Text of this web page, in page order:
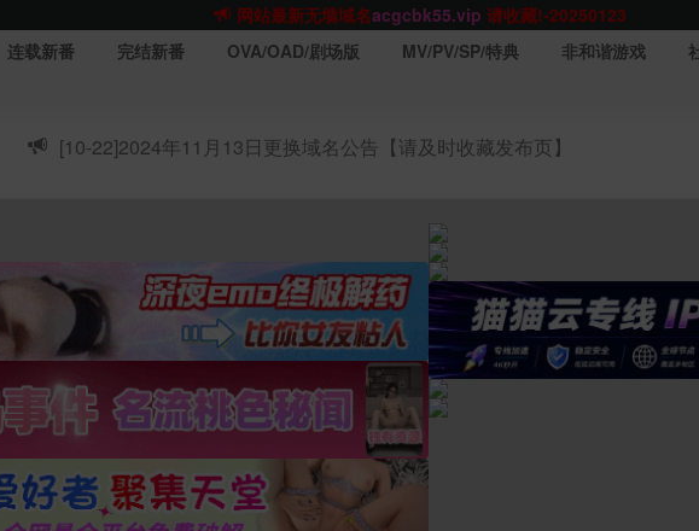
网站TG群聊t.me/acgbuster请收藏!
ACGCBK官方App
点击下载永不迷路！
ACGCBK官方App
点击下载 永不迷路！
acgcbk55.vip
网站永久主站域名acgcbk.vip
ACGCBK官方App点击下载永不迷路！
网站最新无墙域名acgcbk55.vip请收藏!-20250123
连载新番 完结新番 OVA/OAD/剧场版 MV/PV/SP/特典 非和谐游戏
[10-22]2024年11月13日更换域名公告【请及时收藏发布页】